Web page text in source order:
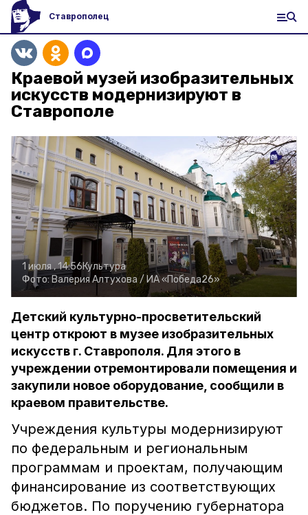
Ставрополец
Краевой музей изобразительных
искусств модернизируют в
Ставрополе
1 июля , 14:56Культура
Фото:Валерия Алтухова / ИА «Победа26»
Детский культурно-просветительский
центр откроют в музее изобразительных
искусств г. Ставрополя. Для этого в
учреждении отремонтировали помещения и
закупили новое оборудование, сообщили в
краевом правительстве.
Учреждения культуры модернизируют
по федеральным и региональным
программам и проектам, получающим
финансирование из соответствующих
бюджетов. По поручению губернатора